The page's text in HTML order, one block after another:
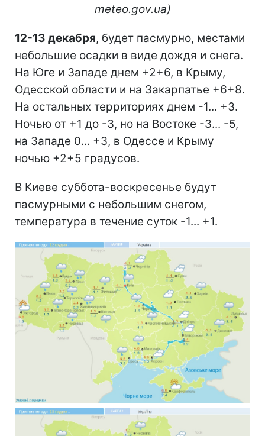
meteo.gov.ua)
12-13 декабря, будет пасмурно, местами
небольшие осадки в виде дождя и снега.
На Юге и Западе днем +2+6, в Крыму,
Одесской области и на Закарпатье +6+8.
На остальных территориях днем -1... +3.
Ночью от +1 до -3, но на Востоке -3... -5,
на Западе 0... +3, в Одессе и Крыму
ночью +2+5 градусов.
В Киеве суббота-воскресенье будут
пасмурными с небольшим снегом,
температура в течение суток -1... +1.